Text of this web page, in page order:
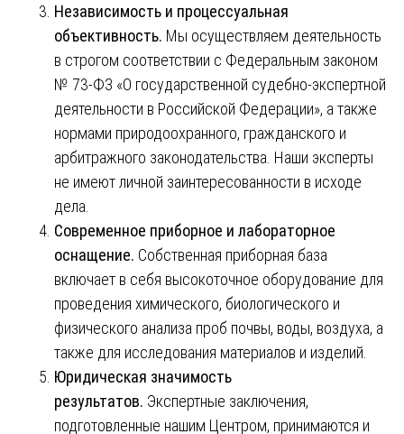
Независимость и процессуальная
объективность. Мы осуществляем деятельность
в строгом соответствии с Федеральным законом
№ 73-ФЗ «О государственной судебно-экспертной
деятельности в Российской Федерации», а также
нормами природоохранного, гражданского и
арбитражного законодательства. Наши эксперты
не имеют личной заинтересованности в исходе
дела.
Современное приборное и лабораторное
оснащение. Собственная приборная база
включает в себя высокоточное оборудование для
проведения химического, биологического и
физического анализа проб почвы, воды, воздуха, а
также для исследования материалов и изделий.
Юридическая значимость
результатов. Экспертные заключения,
подготовленные нашим Центром, принимаются и